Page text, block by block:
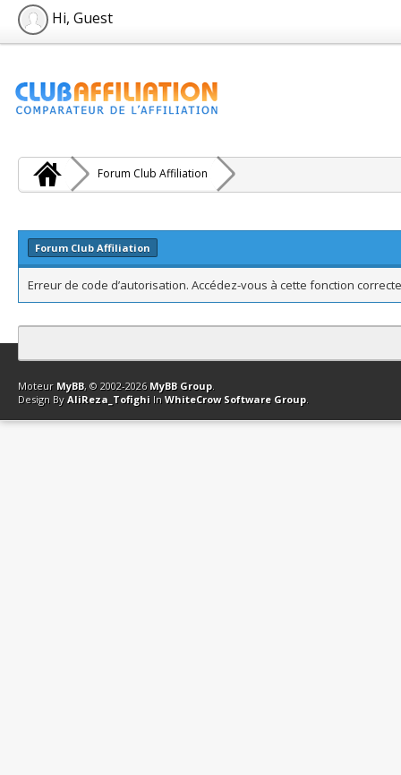
Hi, Guest
Forum Club Affiliation
Forum Club Affiliation
Erreur de code d’autorisation. Accédez-vous à cette fonction
Contact Club Affiliation Retourner en haut Version bas-débit
Moteur MyBB, © 2002-2026 MyBB Group.
Design By AliReza_Tofighi In WhiteCrow Software Group.